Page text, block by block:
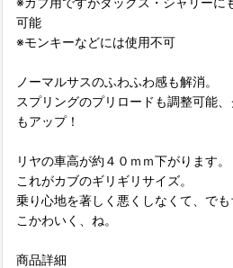
可能
※モンキーなどには使用不可
ノーマルサスのふわふわ感も解消。
スプリングのプリロードも調整可能
もアップ！
リヤの車高が約４０ｍｍ下がります。
これがカブのギリギリサイズ。
乗り心地を著しく悪くしなくて、で
こかわいく、ね。
商品詳細